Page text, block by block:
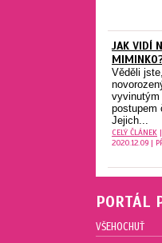
JAK VIDÍ
Věděli
postupem
Jejich...
CELÝ ČLÁNEK |
2020.12.09 |
PORTÁL
VŠEHOCHUŤ